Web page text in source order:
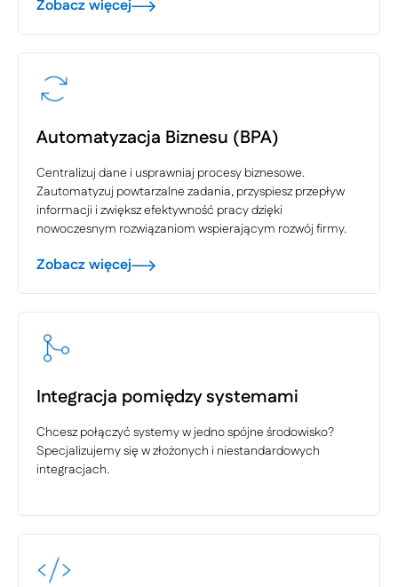
Zobacz więcej
Automatyzacja Biznesu (BPA)
Centralizuj dane i usprawniaj procesy biznesowe.
Zautomatyzuj powtarzalne zadania, przyspiesz przepływ
informacji i zwiększ efektywność pracy dzięki
nowoczesnym rozwiązaniom wspierającym rozwój firmy.
Zobacz więcej
Integracja pomiędzy systemami
Chcesz połączyć systemy w jedno spójne środowisko?
Specjalizujemy się w złożonych i niestandardowych
integracjach.